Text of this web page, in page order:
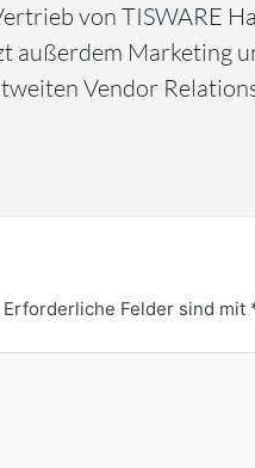
von TISWARE
außerdem Marketing
Vendor
Erforderliche Felder sind mit